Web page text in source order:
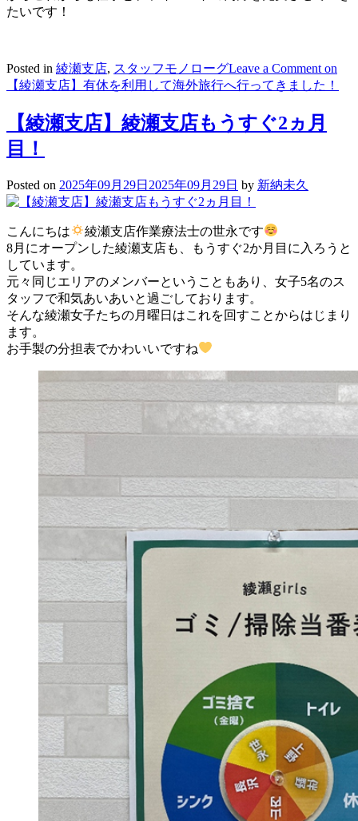
たいです！
Posted in 綾瀬支店, スタッフモノローグLeave a Comment on
【綾瀬支店】有休を利用して海外旅行へ行ってきました！
【綾瀬支店】綾瀬支店もうすぐ2ヵ月
目！
Posted on 2025年09月29日 2025年09月29日 by 新納未久
こんにちは
綾瀬支店作業療法士の世永です
8月にオープンした綾瀬支店も、もうすぐ2か月目に入ろうと
しています。
元々同じエリアのメンバーということもあり、女子5名のス
タッフで和気あいあいと過ごしております。
そんな綾瀬女子たちの月曜日はこれを回すことからはじまり
ます。
お手製の分担表でかわいいですね